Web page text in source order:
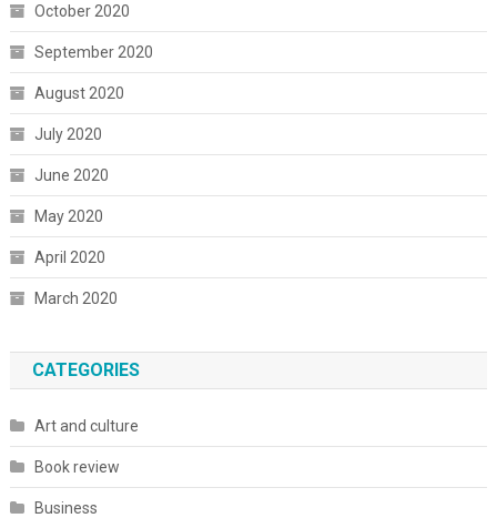
October 2020
September 2020
August 2020
July 2020
June 2020
May 2020
April 2020
March 2020
CATEGORIES
Art and culture
Book review
Business